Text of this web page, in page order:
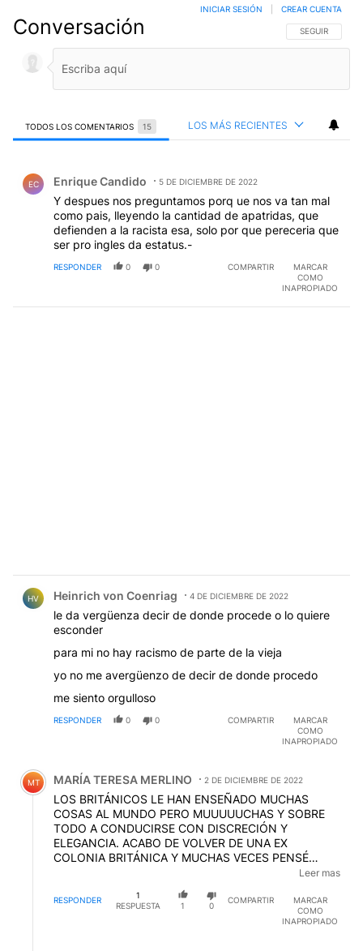
Conversación SIGA ESTA
SEGUIR
INICIAR SESIÓN CREAR CUENTA
TODOS LOS COMENTARIOS 15 LOS MÁS RECIENTES
EC Enrique Candido 5 DE DICIEMBRE DE 2022
Y despues nos preguntamos porq ue nos va tan mal
como pais, lleyendo la cantidad de apatridas, que
defienden a la racista esa, solo por que pereceria que
ser pro ingles da estatus.-
RESPONDER 0 0 COMPARTIR
MARCAR
COMO
INAPROPIADO
HV Heinrich von Coenriag 4 DE DICIEMBRE DE 2022
le da vergüenza decir de donde procede o lo quiere
esconder
para mi no hay racismo de parte de la vieja
yo no me avergüenzo de decir de donde procedo
me siento orgulloso
RESPONDER 0 0 COMPARTIR
MARCAR
COMO
INAPROPIADO
Comentario de MARÍA TERESA MERLINO.
MT MARÍA TERESA MERLINO 2 DE DICIEMBRE DE 2022
LOS BRITÁNICOS LE HAN ENSEÑADO MUCHAS
COSAS AL MUNDO PERO MUUUUUCHAS Y SOBRE
TODO A CONDUCIRSE CON DISCRECIÓN Y
ELEGANCIA. ACABO DE VOLVER DE UNA EX
COLONIA BRITÁNICA Y MUCHAS VECES PENSÉ
¿PUEDE SER QUE A ESTA GENTE SÓLO LE HAY
QUEDADO LA LENGUA INGLESA? LES HABRÍA HECHO
FALTA DOSCIENTOS AÑOS MÁS PARA ADQUIRIR
CIERTAS MODALIDADES PORQUE SI NO CAMBIAN,
Leer mas
RESPONDER
1
RESPUESTA
1 0
COMPARTIR
MARCAR
COMO
INAPROPIADO